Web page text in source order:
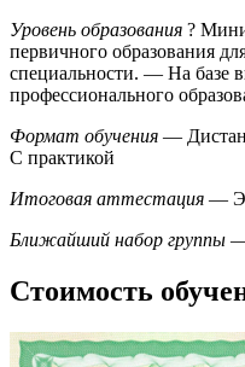
Уровень образования ?
первичного образования
специальности. — На базе
профессионального
Формат обучения —
С практикой
Итоговая аттестация —
Ближайший набор группы —
Стоимость